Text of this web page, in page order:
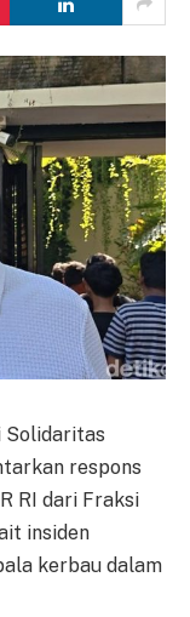
Solidaritas
respons
RI dari Fraksi
insiden
kerbau dalam